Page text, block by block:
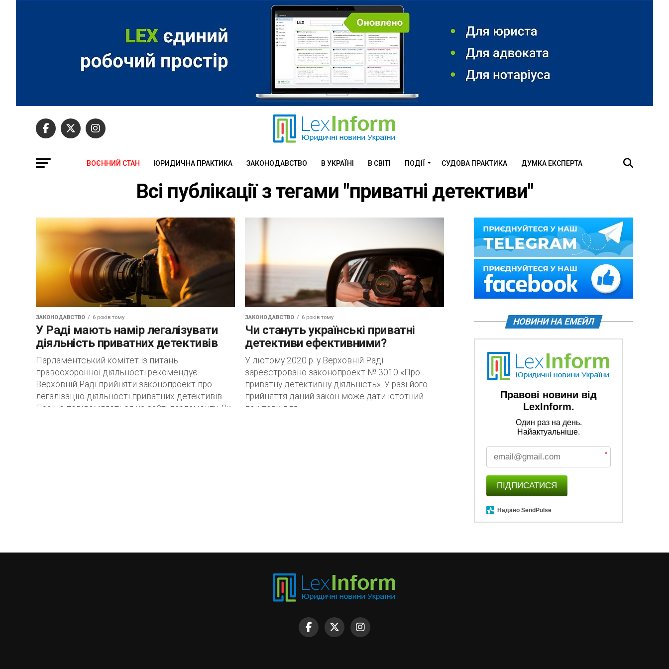
ВОЄННИЙ СТАН ЮРИДИЧНА ПРАКТИКА ЗАКОНОДАВСТВО В УКРАЇНІ В СВІТІ ПОДІЇ СУДОВА ПРАКТИКА ДУМКА ЕКСПЕРТА
Всі публікації з тегами "приватні детективи"
ЗАКОНОДАВСТВО 6 років тому
У Раді мають намір легалізувати
діяльність приватних детективів
Парламентський комітет із питань
правоохоронної діяльності рекомендує
Верховній Раді прийняти законопроект про
легалізацію діяльності приватних детективів.
Про це повідомляється на сайті парламенту. Як
ЗАКОНОДАВСТВО 6 років тому
Чи стануть українські приватні
детективи ефективними?
У лютому 2020 р. у Верховній Раді
зареєстровано законопроект № 3010 «Про
приватну детективну діяльність». У разі його
прийняття даний закон може дати істотний
поштовх для...
НОВИНИ НА ЕМЕЙЛ
Правові новини від
LexInform.
Один раз на день.
Найактуальніше.
*
ПІДПИСАТИСЯ
Надано SendPulse